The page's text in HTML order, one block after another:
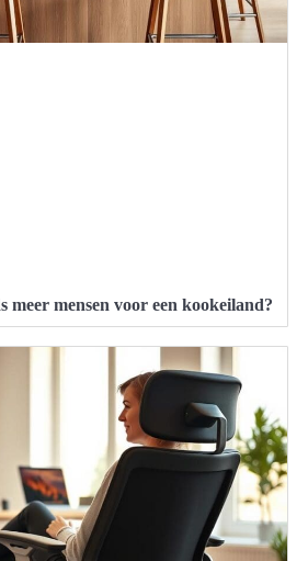
meer mensen voor een kookeiland?